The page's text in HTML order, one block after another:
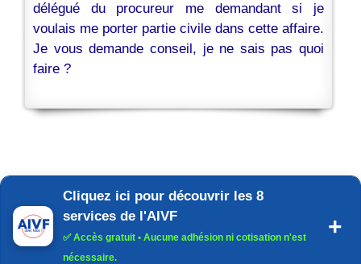
délégué du procureur me demandant si je
voulais me porter partie civile dans cette affaire.
Je vous demande conseil, je ne sais pas quoi
faire ?
Cliquez ici pour découvrir les 8
services de l'AIVF
✅Accès gratuit • Aucune adhésion ni cotisation n'est
nécessaire.